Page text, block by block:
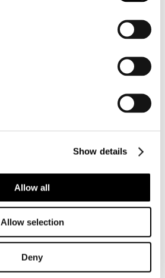
Show details
Allow all
Allow selection
Deny